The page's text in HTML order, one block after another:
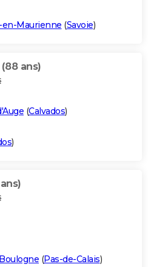
en-Maurienne (Savoie)
(88 ans)
(Calvados)
)
(Pas-de-Calais)